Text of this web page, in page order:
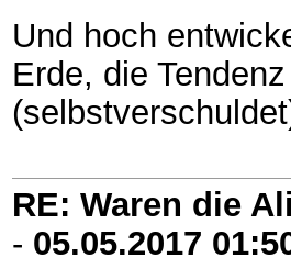
Und hoch
Erde, die
RE: Waren die
- 05.05.2017